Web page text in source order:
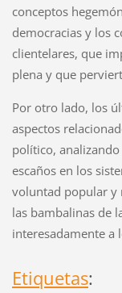
conceptos
democracias y los
clientelares, que
plena y que
Por otro lado, los
aspectos
político,
escaños en los
voluntad popular y
las bambalinas de
interesadamente a
Etiquetas: